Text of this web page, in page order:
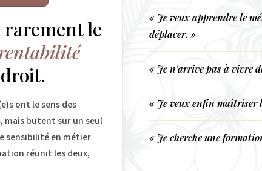
le
ont le sens des
mais butent sur un seul
sensibilité en métier
réunit les deux,
« Je veux apprendre le
déplacer. »
« Je n'arrive pas à vivre
« Je veux enfin maîtriser
« Je cherche une